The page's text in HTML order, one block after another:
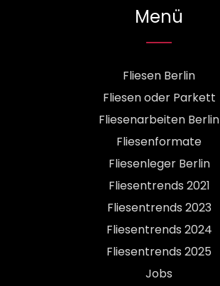
Menü
Fliesen Berlin
Fliesen oder Parkett
Fliesenarbeiten Berlin
Fliesenformate
Fliesenleger Berlin
Fliesentrends 2021
Fliesentrends 2023
Fliesentrends 2024
Fliesentrends 2025
Jobs